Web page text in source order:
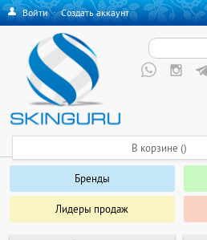
Войти·Создать аккаунт
Бренды
Лидеры продаж
В корзине ()